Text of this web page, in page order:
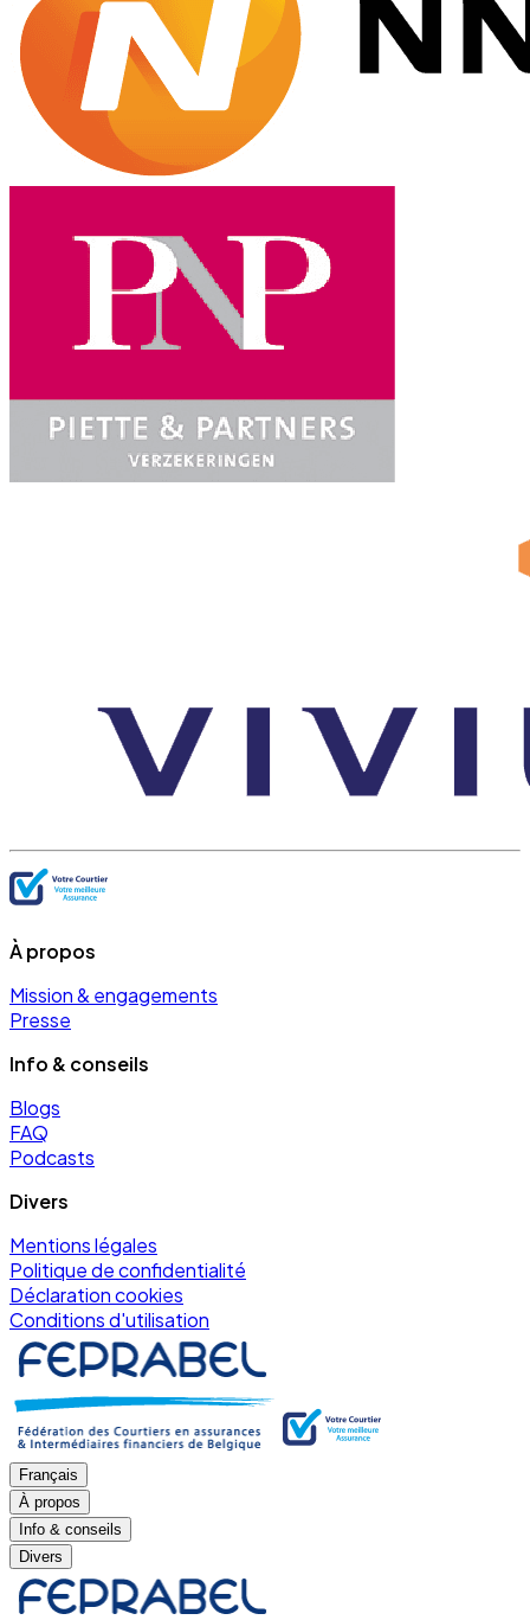
À propos
Mission & engagements
Presse
Info & conseils
Blogs
FAQ
Podcasts
Divers
Mentions légales
Politique de confidentialité
Déclaration cookies
Conditions d'utilisation
Français
À propos
Info & conseils
Divers